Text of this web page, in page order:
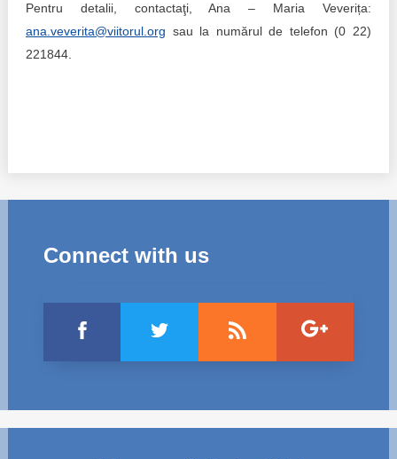
Pentru detalii, contactaţi, Ana – Maria Veverița:
ana.veverita@viitorul.org sau la numărul de telefon (0 22)
221844.
Connect with us